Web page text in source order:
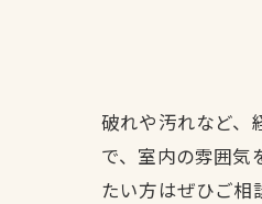
破れや汚れなど、
で、室内の雰囲気
たい方はぜひご相